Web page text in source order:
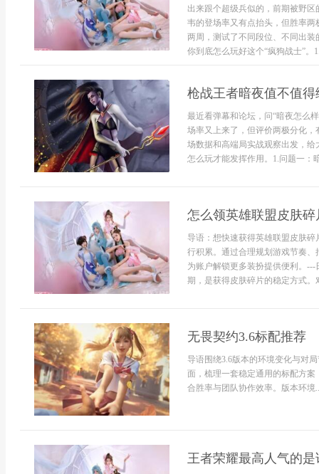
出来跟个超级兵似的，前期被野
韦的登场率又有点抬头，但胜率
两周，测试了不同段位、不同出
你到底怎么玩好这个“疯狗战士”。
枪战王者暗夜值不值
最近看弹幕和论坛，问“暗夜怎么
场率又上来了，但评价两极分化
场数据和高端局实战观察出发，
怎么玩才能发挥作用。1.问题一：
怎么领英雄联盟皮肤碎
导语：想快速获得英雄联盟皮肤
行积累。通过合理规划游戏节奏
为账户解锁更多装扮提供便利。
期，是获得皮肤碎片的稳定方式
无畏契约3.6标配推荐
导语围绕3.6版本的环境变化与对
面，梳理一套稳定通用的标配方
合胜率与团队协作效率。版本环境
王者荣耀最高人气的是